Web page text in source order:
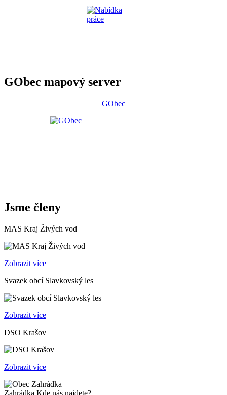
GObec mapový server
GObec
Jsme členy
MAS Kraj Živých vod
Zobrazit více
Svazek obcí Slavkovský les
Zobrazit více
DSO Krašov
Zobrazit více